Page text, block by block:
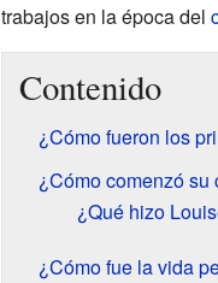
trabajos en la época del
Contenido
¿Cómo fueron los
¿Cómo comenzó su
¿Qué hizo
¿Cómo fue la vida